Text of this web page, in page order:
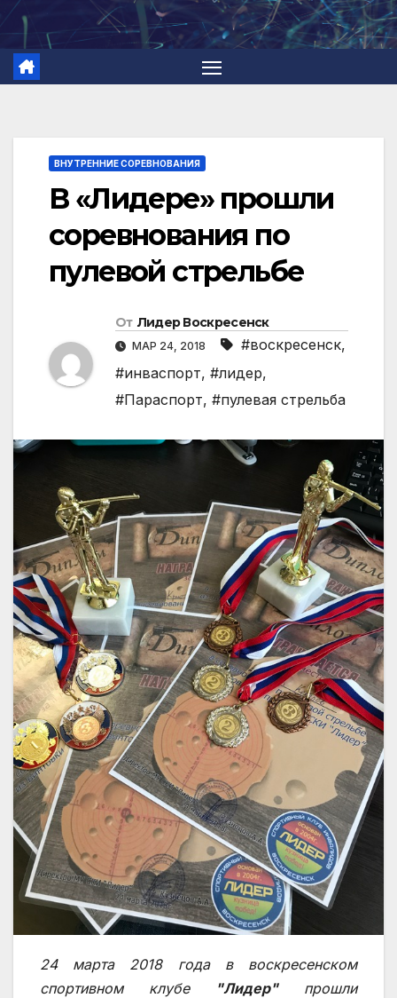
Перейти
содержимому
ВНУТРЕННИЕ СОРЕВНОВАНИЯ
В «Лидере» прошли
соревнования по
пулевой стрельбе
От Лидер Воскресенск
МАР 24, 2018 #воскресенск,
#инваспорт, #лидер,
#Параспорт, #пулевая стрельба
24 марта 2018 года в воскресенском
спортивном клубе
"Лидер"прошли